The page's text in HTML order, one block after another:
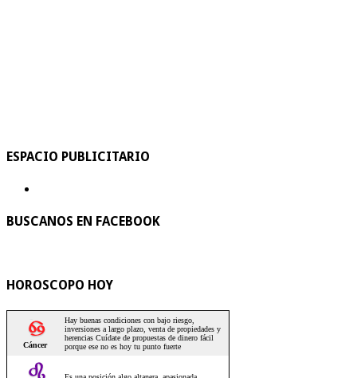
ESPACIO PUBLICITARIO
BUSCANOS EN FACEBOOK
HOROSCOPO HOY